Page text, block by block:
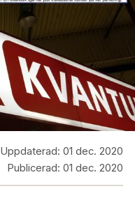
Uppdaterad: 01 dec. 2020
Publicerad: 01 dec. 2020